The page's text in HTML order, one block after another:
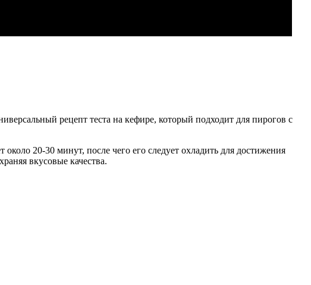
рецепт теста на кефире, который подходит для пирогов с
около 20-30 минут, после чего его следует охладить для достижения
вкусовые качества.